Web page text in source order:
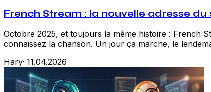
French Stream : la nouvelle adresse
Octobre 2025, et toujours la même histoire : French
connaissez la chanson. Un jour ça marche, le
Hary· 11.04.2026